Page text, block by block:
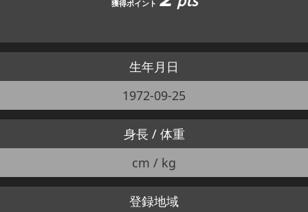
獲得ポイント
生年月日
1972-09-25
身長 / 体重
cm / kg
登録地域